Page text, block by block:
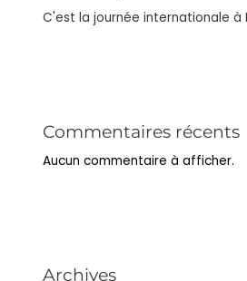
C'est la journée internationale à
Commentaires récents
Aucun commentaire à afficher.
Archives